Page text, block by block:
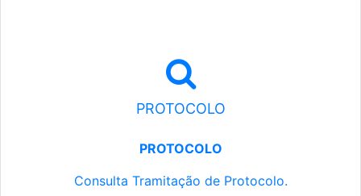
PROTOCOLO
PROTOCOLO
Consulta Tramitação de Protocolo.